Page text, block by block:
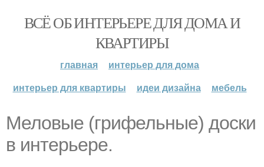
ВСЁ ОБ ИНТЕРЬЕРЕ ДЛЯ ДОМА И
КВАРТИРЫ
главная
интерьер для дома
интерьер для квартиры
идеи дизайна мебель
Меловые (грифельные) доски
в интерьере.